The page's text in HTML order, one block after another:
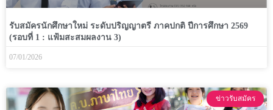
รับสมัครนักศึกษาใหม่ ระดับปริญญาตรี ภาคปกติ ปีการศึกษา 2569
(รอบที่ 1 : แฟ้มสะสมผลงาน 3)
07/01/2026
ข่าวรับสมัคร